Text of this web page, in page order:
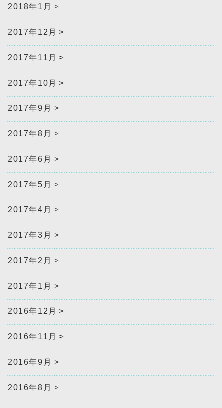
2018年1月
2017年12月
2017年11月
2017年10月
2017年9月
2017年8月
2017年6月
2017年5月
2017年4月
2017年3月
2017年2月
2017年1月
2016年12月
2016年11月
2016年9月
2016年8月